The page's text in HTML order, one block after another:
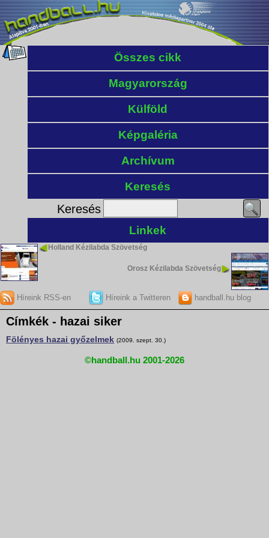
Összes cikk
Magyarország
Külföld
Képgaléria
Archívum
Keresés
Keresés
Linkek
Holland Kézilabda Szövetség
Orosz Kézilabda Szövetség
Híreink RSS-en Híreink a Twitteren handball.hu blog
Címkék - hazai siker
Fölényes hazai győzelmek (2009. szept. 30.)
©handball.hu 2001-2026